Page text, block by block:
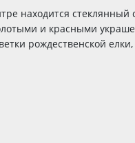
находится
и красными
рождественской